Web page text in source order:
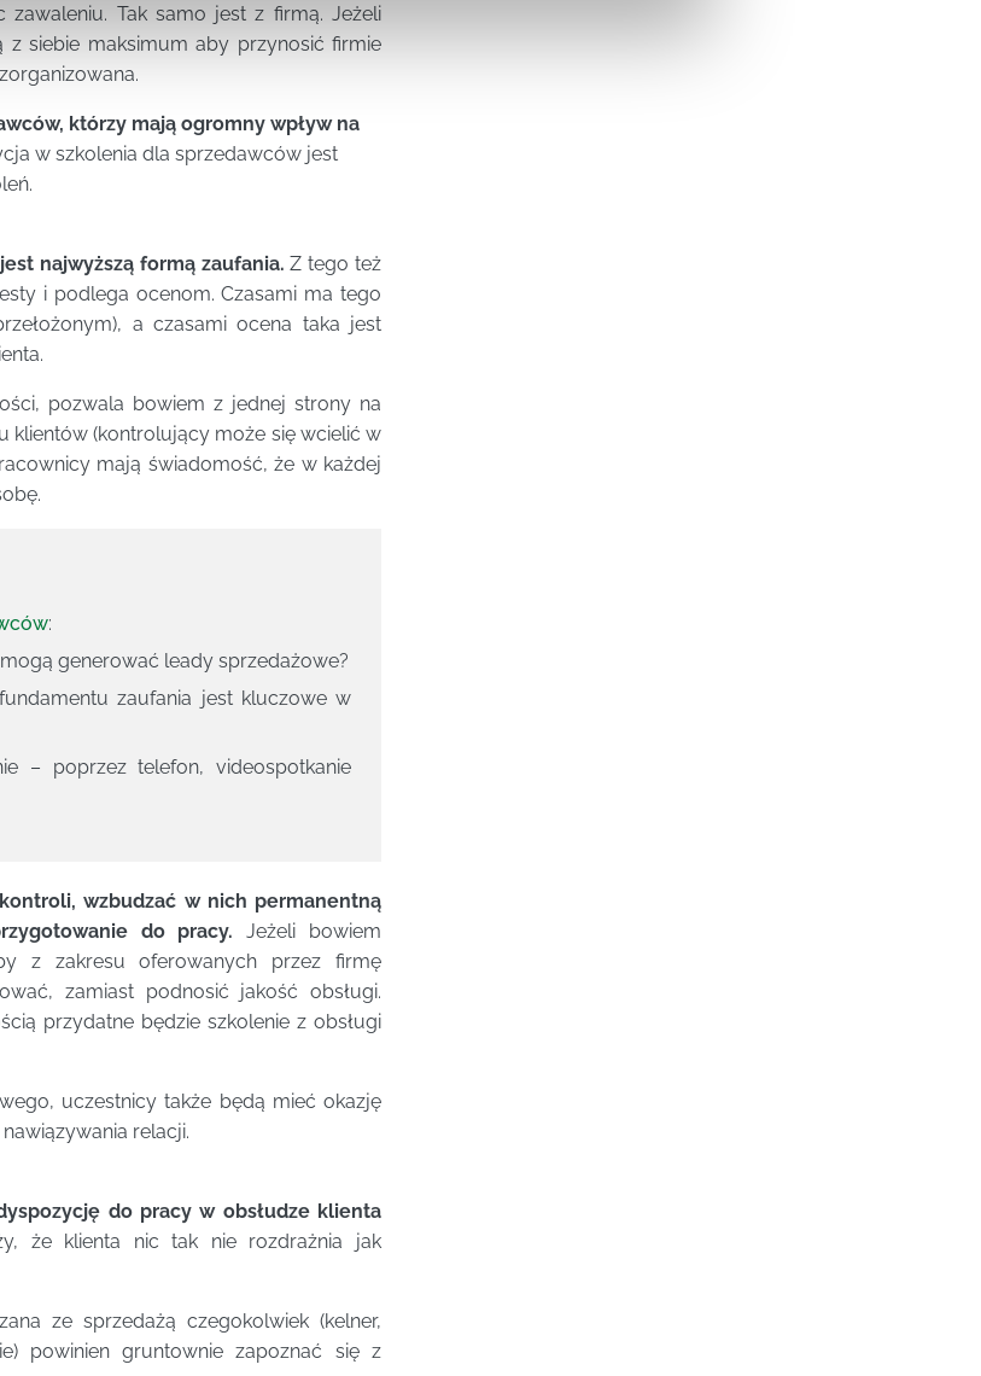
Tak samo jest z firmą. Jeżeli
siebie maksimum aby przynosić firmie
którzy mają ogromny wpływ na
w szkolenia dla sprzedawców jest
najwyższą formą zaufania. Z tego też
i podlega ocenom. Czasami ma tego
a czasami ocena taka jest
pozwala bowiem z jednej strony na
klientów (kontrolujący może się wcielić w
mają świadomość, że w każdej
:
generować leady sprzedażowe?
zaufania jest kluczowe w
– poprzez telefon, videospotkanie
wzbudzać w nich permanentną
do pracy. Jeżeli bowiem
z zakresu oferowanych przez firmę
zamiast podnosić jakość obsługi.
przydatne będzie szkolenie z obsługi
uczestnicy także będą mieć okazję
relacji.
do pracy w obsłudze klienta
że klienta nic tak nie rozdrażnia jak
ze sprzedażą czegokolwiek (kelner,
powinien gruntownie zapoznać się z